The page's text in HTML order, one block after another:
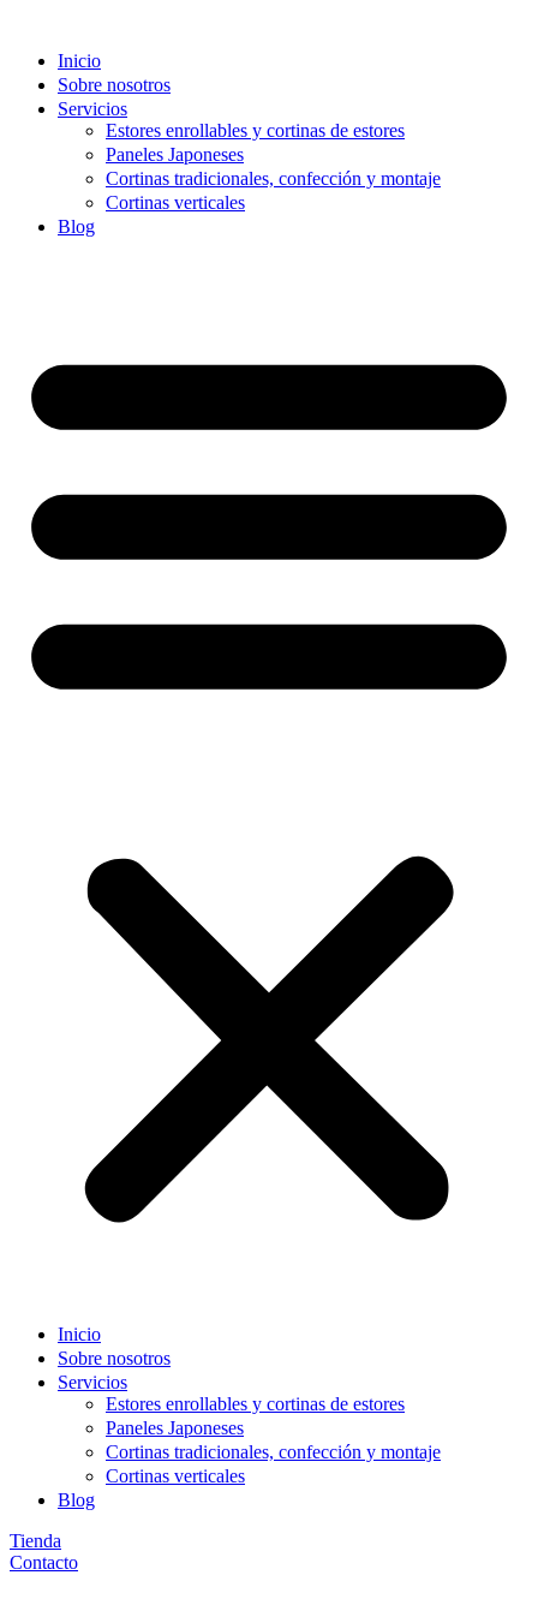
Inicio
Sobre nosotros
Servicios
Estores enrollables y cortinas de estores
Paneles Japoneses
Cortinas tradicionales, confección y montaje
Cortinas verticales
Blog
Inicio
Sobre nosotros
Servicios
Estores enrollables y cortinas de estores
Paneles Japoneses
Cortinas tradicionales, confección y montaje
Cortinas verticales
Blog
Tienda
Contacto